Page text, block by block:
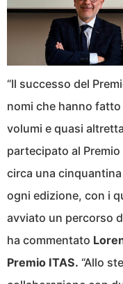
“Il successo del
nomi che hanno
volumi e quasi
partecipato al
circa una
ogni edizione, con i
avviato un percorso
ha commentato
Premio ITAS. “Allo